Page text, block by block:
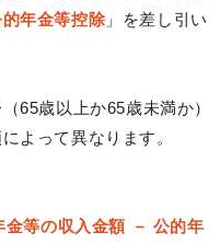
年金等控除 」を差し引い
65歳以上か65歳未満か）
よって異なります。
等の収入金額 － 公的年